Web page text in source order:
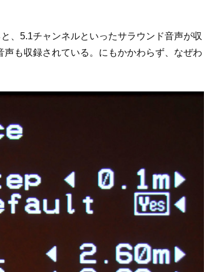
、5.1チャンネルといったサラウンド音声が収
も収録されている。にもかかわらず、なぜわ